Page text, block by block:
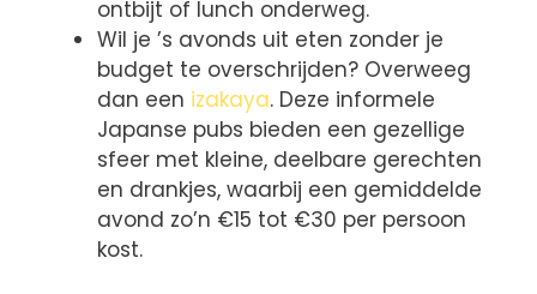
ontbijt of lunch onderweg.
Wil je ’s avonds uit eten zonder je
budget te overschrijden? Overweeg
dan een izakaya. Deze informele
Japanse pubs bieden een gezellige
sfeer met kleine, deelbare gerechten
en drankjes, waarbij een gemiddelde
avond zo’n €15 tot €30 per persoon
kost.